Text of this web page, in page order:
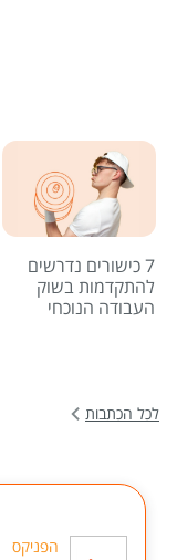
7 כישורים נדרשים
להתקדמות בשוק
העבודה הנוכחי
לכל הכתבות
הפניקס